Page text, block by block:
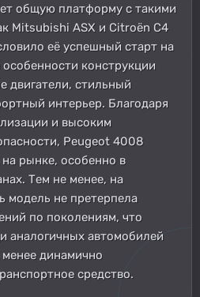
общую платформу с такими
Mitsubishi ASX и Citroën C4
её успешный старт на
конструкции
двигатели, стильный
интерьер. Благодаря
и высоким
Peugeot 4008
рынке, особенно в
Тем не менее, на
модель не претерпела
по поколениям, что
аналогичных автомобилей
динамично
средство.